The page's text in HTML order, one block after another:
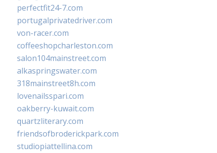
perfectfit24-7.com
portugalprivatedriver.com
von-racer.com
coffeeshopcharleston.com
salon104mainstreet.com
alkaspringswater.com
318mainstreet8h.com
lovenailsspari.com
oakberry-kuwait.com
quartzliterary.com
friendsofbroderickpark.com
studiopiattellina.com